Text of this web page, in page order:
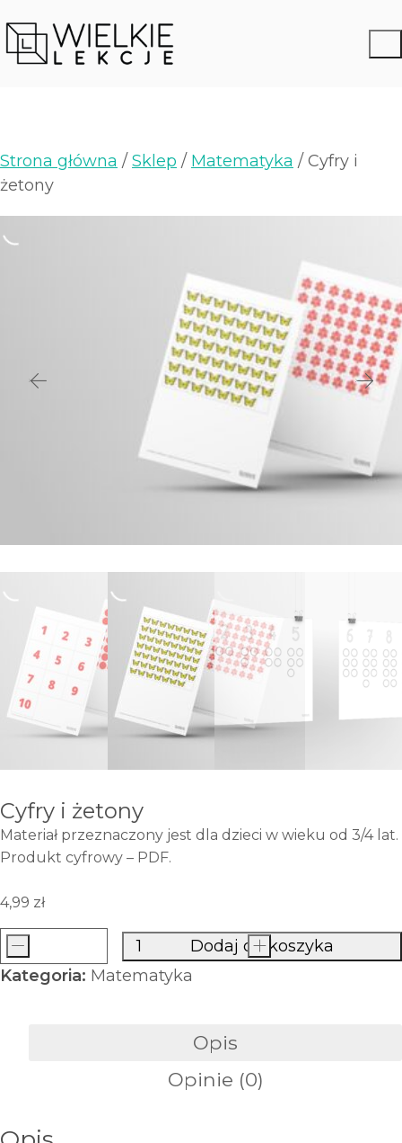
Strona główna / Sklep / Matematyka / Cyfry i
żetony
Cyfry i żetony
Materiał przeznaczony jest dla dzieci w wieku od 3/4 lat.
Produkt cyfrowy – PDF.
4,99 zł
ilość
Cyfry
- +
Dodaj do koszyka
Kategoria: Matematyka
Opis
Opinie (0)